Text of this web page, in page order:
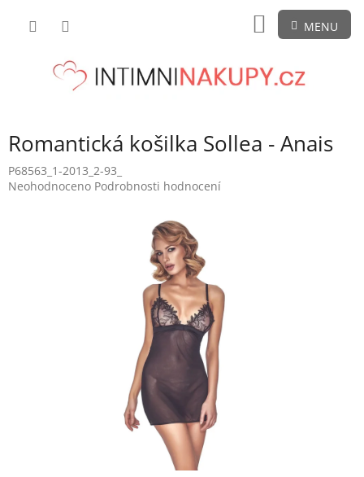
NÁKUPNÍ
KOŠÍK
Romantická košilka Sollea - Anais
P68563_1-2013_2-93_
Průměrné
Neohodnoceno Podrobnosti hodnocení